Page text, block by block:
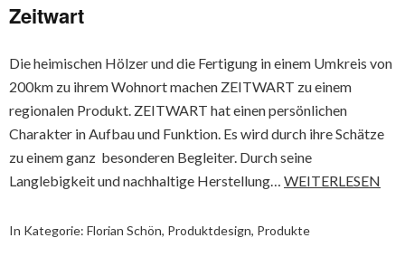
Zeitwart
Die heimischen Hölzer und die Fertigung in einem Umkreis von
200km zu ihrem Wohnort machen ZEITWART zu einem
regionalen Produkt. ZEITWART hat einen persönlichen
Charakter in Aufbau und Funktion. Es wird durch ihre Schätze
zu einem ganz besonderen Begleiter. Durch seine
Langlebigkeit und nachhaltige Herstellung… WEITERLESEN
In Kategorie: Florian Schön, Produktdesign, Produkte